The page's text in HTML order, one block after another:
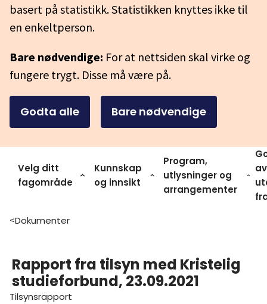
basert på statistikk. Statistikken knyttes ikke til
en enkeltperson.
Bare nødvendige: For at nettsiden skal virke og
fungere trygt. Disse må være på.
Godta alle Bare nødvendige
Velg ditt
fagområde
Kunnskap
og innsikt
Program,
utlysninger og
arrangementer
av
>Dokumenter
Rapport fra tilsyn med Kristelig
studieforbund, 23.09.2021
Tilsynsrapport